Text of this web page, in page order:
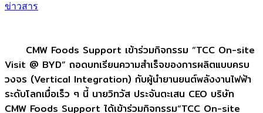
ข่าวสาร
CMW Foods Support เข้าร่วมกิจกรรม “TCC On-site
Visit @ BYD” ถอดบทเรียนความสำเร็จของการผลิตแบบครบ
วงจร (Vertical Integration) กับผู้นำยานยนต์พลังงานไฟฟ้า
ระดับโลกเมื่อเร็ว ๆ นี้ นายวิทวัส ประจันตะเสน CEO บริษัท
CMW Foods Support ได้เข้าร่วมกิจกรรม“TCC On-site